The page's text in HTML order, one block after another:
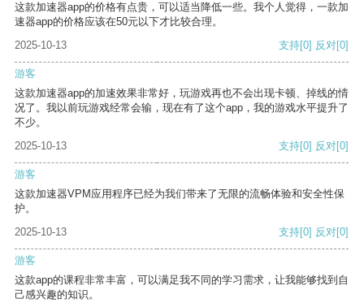
这款加速器app的价格有点贵，可以适当降低一些。我个人觉得，一款加
速器app的价格应该在50元以下才比较合理。
2025-10-13
支持[0] 反对[0]
游客
这款加速器app的加速效果非常好，玩游戏再也不会出现卡顿、掉线的情
况了。我以前玩游戏经常会输，现在有了这个app，我的游戏水平提升了
不少。
2025-10-13
支持[0] 反对[0]
游客
这款加速器VPM应用程序已经为我们带来了无限的流畅体验和安全性保
护。
2025-10-13
支持[0] 反对[0]
游客
这款app的课程非常丰富，可以满足我不同的学习需求，让我能够找到自
己感兴趣的知识。